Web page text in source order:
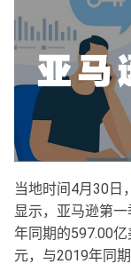
当地时间4月30日
显示，亚马逊第
年同期的597.00
元，与2019年同